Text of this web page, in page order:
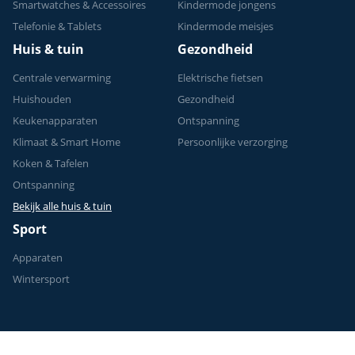
Smartwatches & Accessoires
Telefonie & Tablets
Kindermode jongens
Kindermode meisjes
Huis & tuin
Centrale verwarming
Huishouden
Keukenapparaten
Klimaat & Smart Home
Koken & Tafelen
Ontspanning
Bekijk alle huis & tuin
Gezondheid
Elektrische fietsen
Gezondheid
Ontspanning
Persoonlijke verzorging
Sport
Apparaten
Wintersport